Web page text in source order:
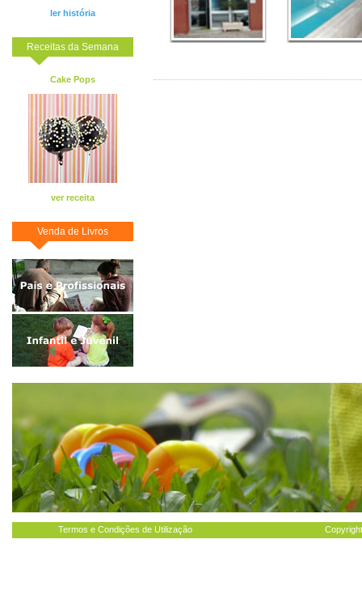
ler história
Receitas da Semana
Cake Pops
ver receita
Venda de Livros
Termos e Condições de Utilização